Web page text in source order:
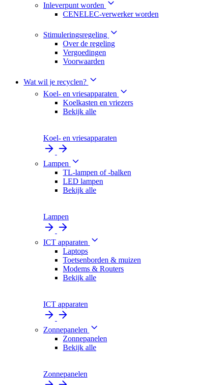
Inleverpunt worden
CENELEC-verwerker worden
Stimuleringsregeling
Over de regeling
Vergoedingen
Voorwaarden
Wat wil je recyclen?
Koel- en vriesapparaten
Koelkasten en vriezers
Bekijk alle
Koel- en vriesapparaten
Lampen
TL-lampen of -balken
LED lampen
Bekijk alle
Lampen
ICT apparaten
Laptops
Toetsenborden & muizen
Modems & Routers
Bekijk alle
ICT apparaten
Zonnepanelen
Zonnepanelen
Bekijk alle
Zonnepanelen